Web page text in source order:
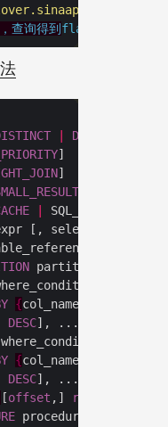
，查询得到
DISTINCTROW
SQL_NO_CACHE] [
{col_name
DESC], ... [
{col_name
DESC
[offset ,] row_count